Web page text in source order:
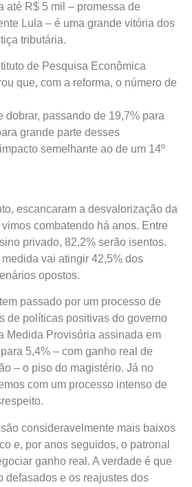
até R$ 5 mil – promessa de
Lula – é uma grande vitória dos
tributária.
de Pesquisa Econômica
que, com a reforma, o número de
dobrar, passando de 19,7% para
grande parte desses
semelhante ao de um 14º
escancaram a desvalorização da
combatendo há anos. Entre
privado, 82,2% serão isentos.
vai atingir 42,5% dos
opostos.
passado por um processo de
de políticas positivas do governo
Medida Provisória assinada em
5,4% – com ganho real de
– o piso do magistério. Já no
com um processo intenso de
consideravelmente mais baixos
e, por anos seguidos, o patronal
ganho real. A verdade é que
defasados e os reajustes dos